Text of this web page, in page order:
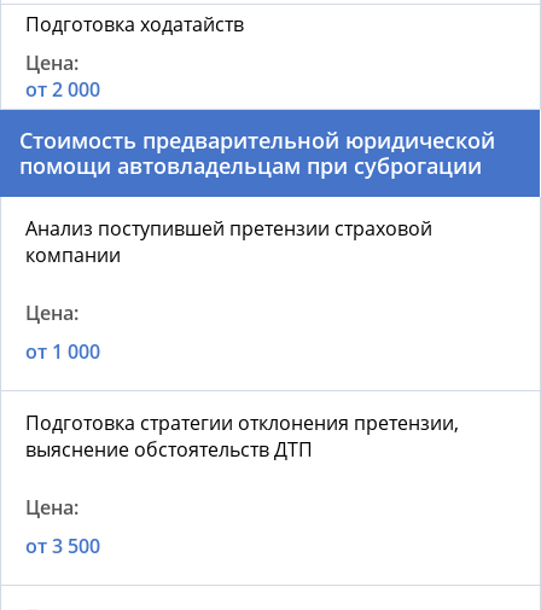
Подготовка ходатайств
от 2 000
Стоимость предварительной юридической
помощи автовладельцам при суброгации
Анализ поступившей претензии страховой
компании
от 1 000
Подготовка стратегии отклонения претензии,
выяснение обстоятельств ДТП
от 3 500